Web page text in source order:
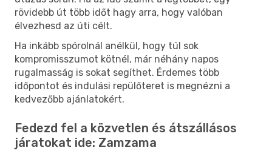
rövidebb út több időt hagy arra, hogy valóban
élvezhesd az úti célt.
Ha inkább spórolnál anélkül, hogy túl sok
kompromisszumot kötnél, már néhány napos
rugalmasság is sokat segíthet. Érdemes több
időpontot és indulási repülőteret is megnézni a
kedvezőbb ajánlatokért.
Fedezd fel a közvetlen és átszállásos
járatokat ide: Zamzama